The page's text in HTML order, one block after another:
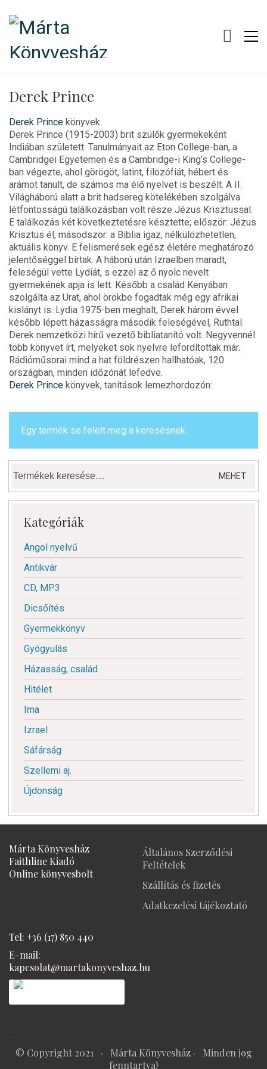
Derek Prince
Derek Prince könyvek.
Derek Prince (1915-2003) brit szülők gyermekeként
Indiában született. Tanulmányait az Eton College-ban, a
Cambridgei Egyetemen és a Cambridge-i King’s College-
ban végezte, ahol görögöt, latint, filozófiát, hébert és
arámot tanult, de számos ma élő nyelvet is beszélt. A II.
Világháború alatt a brit hadsereg kötelékében szolgálva
létfontosságú találkozásban volt része Jézus Krisztussal.
E találkozás két következtetésre késztette; először: Jézus
Krisztus él, másodszor: a Biblia igaz, nélkülözhetetlen,
aktuális könyv. E felismerések egész életére meghatározó
jelentőséggel bírtak. A háború után Izraelben maradt,
feleségül vette Lydiát, s ezzel az ő nyolc nevelt
gyermekének apja is lett. Később a család Kenyában
szolgálta az Urat, ahol örökbe fogadtak még egy afrikai
kislányt is. Lydia 1975-ben meghalt, Derek három évvel
később lépett házasságra második feleségével, Ruthtal.
Derek nemzetközi hírű vezető bibliatanító volt. Negyvennél
több könyvet írt, melyeket sok nyelvre lefordítottak már.
Rádióműsorai mind a hat földrészen hallhatóak, 120
országban, minden időzónát lefedve.
Derek Prince könyvek, tanítások lemezhordozón:
Egy termék se felelt meg a keresésnek.
Keresés
a
következőre:
MEHET
Kategóriák
Angol nyelvű
Antikvár
CD, MP3
Dicsőítés
Gyermekkönyv
Gyógyulás
Házasság, család
Hitélet
Ima
Izrael
Sáfárság
Szellemi aj.
Újdonság
Márta Könyvesház
Faithline Kiadó
Online könyvesbolt
Általános Szerződési
Feltételek
Szállítás és fizetés
Adatkezelési tájékoztató
Tel: +36 (17) 850 440
E-mail:
kapcsolat@martakonyveshaz.hu
© Copyright 2021 · Márta Könyvesház· Minden jog
fenntartva!